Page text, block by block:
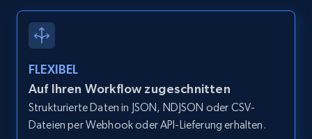
Zillow properties listing information -
Discover by custom filters - location, home
type and status
FLEXIBEL
Auf Ihren Workflow zugeschnitten
Strukturierte Daten in JSON, NDJSON oder CSV-
Dateien per Webhook oder API-Lieferung erhalten.